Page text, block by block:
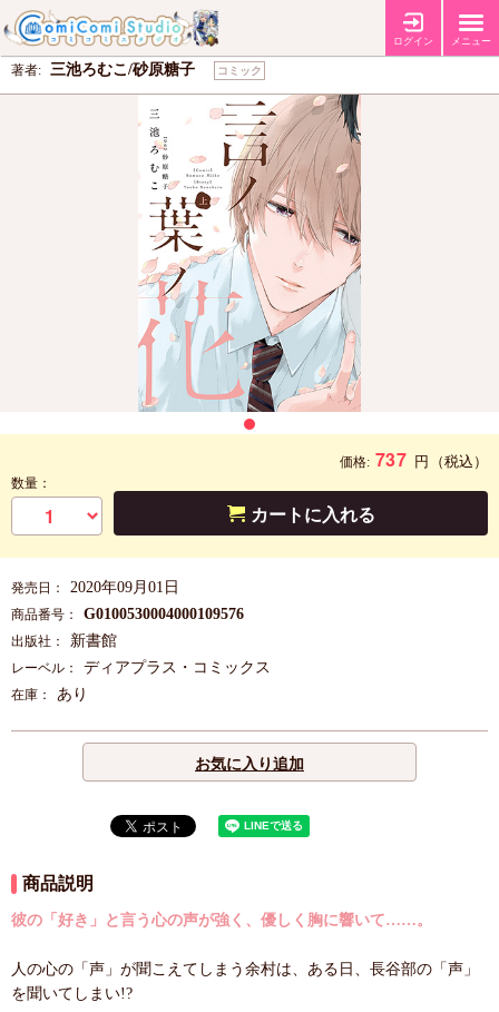
ログイン メニュー
言ノ葉ノ花（上）
著者: 三池ろむこ/砂原糖子 コミック
価格: 737 円 （税込）
数量：
カートに入れる
発売日： 2020年09月01日
商品番号： G0100530004000109576
出版社： 新書館
レーベル： ディアプラス・コミックス
在庫： あり
お気に入り追加
商品説明
彼の「好き」と言う心の声が強く、優しく胸に響いて……。
人の心の「声」が聞こえてしまう余村は、ある日、長谷部の「声」
を聞いてしまい!?